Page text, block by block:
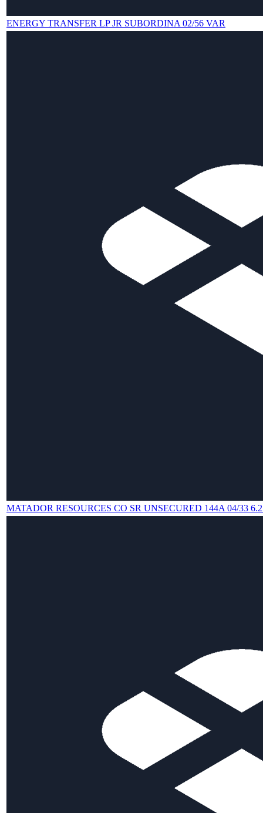
ENERGY TRANSFER LP JR SUBORDINA 02/56 VAR
MATADOR RESOURCES CO SR UNSECURED 144A 04/33